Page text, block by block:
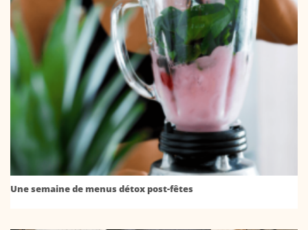
Une semaine de menus détox post-fêtes